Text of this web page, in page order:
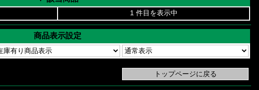
1 件目を表示中
商品表示設定